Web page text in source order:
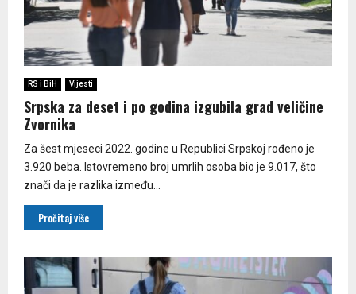
RS i BiH Vijesti
Srpska za deset i po godina izgubila grad veličine
Zvornika
Za šest mjeseci 2022. godine u Republici Srpskoj rođeno je
3.920 beba. Istovremeno broj umrlih osoba bio je 9.017, što
znači da je razlika između...
Pročitaj više